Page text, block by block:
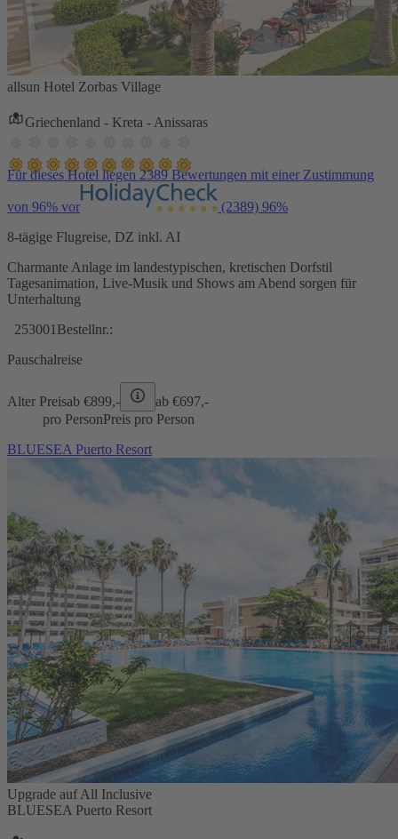
allsun Hotel Zorbas Village
Griechenland - Kreta - Anissaras
Für dieses Hotel liegen 2389 Bewertungen mit einer Zustimmung
von 96% vor (2389) 96%
8-tägige Flugreise, DZ inkl. AI
Charmante Anlage im landestypischen, kretischen Dorfstil
Tagesanimation, Live-Musik und Shows am Abend sorgen für
Unterhaltung
253001 Bestellnr.:
Pauschalreise
Alter Preisab €899,- ab €697,-
pro PersonPreis pro Person
BLUESEA Puerto Resort
Upgrade auf All Inclusive
BLUESEA Puerto Resort